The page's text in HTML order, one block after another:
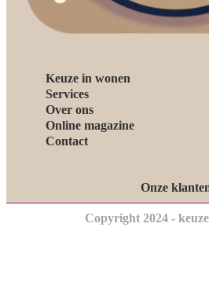
Keuze in wonen
Services
Over ons
Online magazine
Contact
Onze
Copyright 2024 -